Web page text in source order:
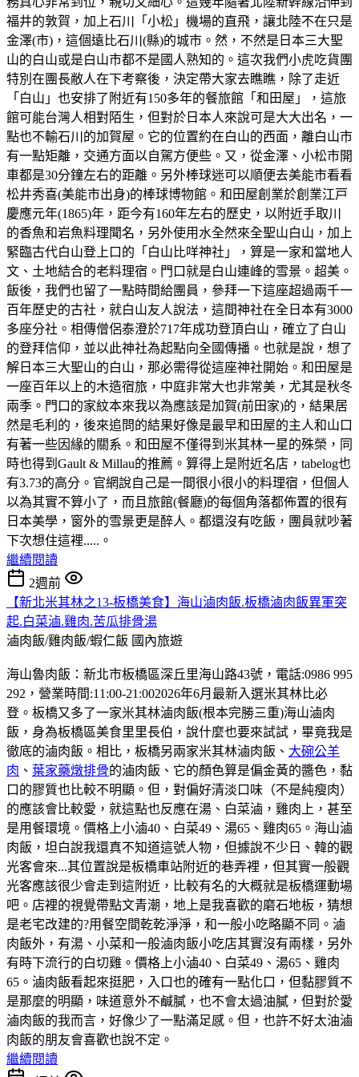
福井的敦賀，加上石川「小松」機場的直飛，讓北陸不在只是
金澤(市)，這個遠比石川(縣)的城市。然，不然是日本三大聖
山的白山或是白山市都不是國人熟知的。這次我們小虎吃貨團
特別在團長敝人在下考察後，決定帶大家去瞧瞧，除了走近
「白山」也安排了附近有150多年的餐旅館「和田屋」，這旅
館可能台灣人相對陌生，但對於日本人來說可是大大出名，一
點也不輸石川的加賀屋。它的位置約在白山的西面，離白山市
有一點矩離，交通方面以自駕方便些。又，從金澤、小松市開
車都是30分鐘左右的距離。另外棒球迷可以順便去美能市看看
松井秀喜(美能市出身)的棒球博物館。和田屋創業於創業江戸
慶應元年(1865)年，距今有160年左右的歷史，以附近手取川
的香魚和岩魚料理聞名，另外使用水全然來全聖山白山，加上
緊臨古代白山登上口的「白山比咩神社」，算是一家和當地人
文、土地結合的老料理宿。門口就是白山連峰的雪景。超美。
飯後，我們也留了一點時間給團員，參拜一下這座超過兩千一
百年歷史的古社，就白山友人說法，這間神社在全日本有3000
多座分社。相傳僧侶泰澄於717年成功登頂白山，確立了白山
的登拜信仰，並以此神社為起點向全國傳播。也就是說，想了
解日本三大聖山的白山，那必需得從這座神社開始。和田屋是
一座百年以上的木造宿旅，中庭非常大也非常美，尤其是秋冬
兩季。門口的家紋本來我以為應該是加賀(前田家)的，結果居
然是毛利的，後來追問的結果好像是最早和田屋的主人和山口
有著一些因緣的關系。和田屋不僅得到米其林一星的殊榮，同
時也得到Gault & Millau的推薦。算得上是附近名店，tabelog也
有3.73的高分。官網說自己是一間很小很小的料理宿，但個人
以為其實不算小了，而且旅館(餐廳)的每個角落都佈置的很有
日本美學，窗外的雪景更是醉人。都還沒有吃飯，團員就吵著
下次想住這裡.....。
繼續閱讀
2週前
【新北米其林之13-板橋美食】海山滷肉飯.板橋滷肉飯異軍突
起.白菜滷.雞肉.苦瓜排骨湯
滷肉飯/雞肉飯/蝦仁飯 國內旅遊
海山魯肉飯：新北市板橋區深丘里海山路43號，電話:0986 995
292，營業時間:11:00-21:002026年6月最新入選米其林比必
登。板橋又多了一家米其林滷肉飯(根本完勝三重)海山滷肉
飯，身為板橋區美食里里長伯，說什麼也要來試試，畢竟我是
徹底的滷肉飯。相比，板橋另兩家米其林滷肉飯、 大碗公羊
肉 、 葉家藥燉排骨的滷肉飯、它的顏色算是偏金黃的醬色，黏
口的膠質也比較不明顯。但，對偏好清淡口味（不是純瘦肉）
的應該會比較愛，就這點也反應在湯、白菜滷，雞肉上，甚至
是用餐環境。價格上小滷40、白菜49、湯65、雞肉65。海山滷
肉飯，坦白說我還真不知道這號人物，但據說不少日、韓的觀
光客會來...其位置說是板橋車站附近的巷弄裡，但其實一般觀
光客應該很少會走到這附近，比較有名的大概就是板橋運動場
吧。店裡的視覺帶點文青潮，地上是我喜歡的磨石地板，猜想
是老宅改建的?用餐空間乾乾淨淨，和一般小吃略顯不同。滷
肉飯外，有湯、小菜和一般滷肉飯小吃店其實沒有兩樣，另外
有時下流行的白切雞。價格上小滷40、白菜49、湯65、雞肉
65。滷肉飯看起來挺肥，入口也的確有一點化口，但黏膠質不
是那麼的明顯，味道意外不鹹膩，也不會太過油膩，但對於愛
滷肉飯的我而言，好像少了一點滿足感。但，也許不好太油滷
肉飯的朋友會喜歡也說不定。
繼續閱讀